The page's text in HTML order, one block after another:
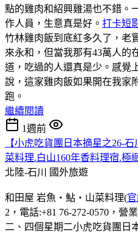
點的雞肉和紹興雞湯也不錯。
作人員，生意真是好。 打卡短
竹林雞肉飯到底紅多久了，老
來永和，但當我那有43萬人的
道，吃過的人還真是少。感覺
說，這家雞肉飯如果開在我家
跑。
繼續閱讀
1週前
【小虎吃貨團日本摘星之26-
菜料理.白山160年香料理宿.極
北陸-石川
國外旅遊
和田屋 岩魚・鮎・山菜料理(
2，電話:+81 76-272-0570，營
二、四個星期二小虎吃貨團日